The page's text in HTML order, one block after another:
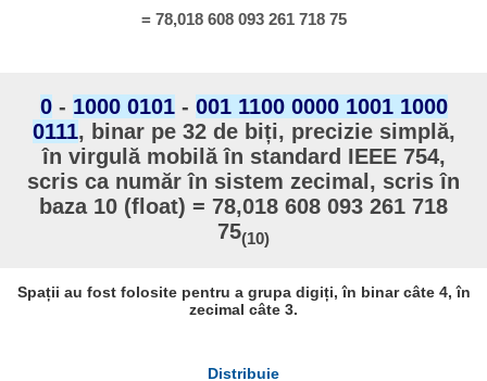
= 78,018 608 093 261 718 75
0- 1000 0101- 001 1100 0000 1001 1000
0111, binar pe 32 de biți, precizie simplă,
în virgulă mobilă în standard IEEE 754,
scris ca număr în sistem zecimal, scris în
baza 10 (float) = 78,018 608 093 261 718
75(10)
Spații au fost folosite pentru a grupa digiți, în binar câte 4, în
zecimal câte 3.
Distribuie